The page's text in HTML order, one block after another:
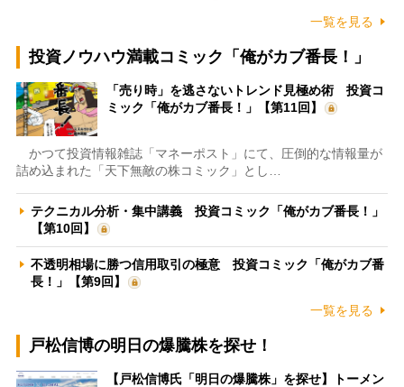
一覧を見る
投資ノウハウ満載コミック「俺がカブ番長！」
「売り時」を逃さないトレンド見極め術 投資コ
ミック「俺がカブ番長！」【第11回】
かつて投資情報雑誌「マネーポスト」にて、圧倒的な情報量が
詰め込まれた「天下無敵の株コミック」とし…
テクニカル分析・集中講義 投資コミック「俺がカブ番長！」
【第10回】
不透明相場に勝つ信用取引の極意 投資コミック「俺がカブ番
長！」【第9回】
一覧を見る
戸松信博の明日の爆騰株を探せ！
【戸松信博氏「明日の爆騰株」を探せ】トーメン